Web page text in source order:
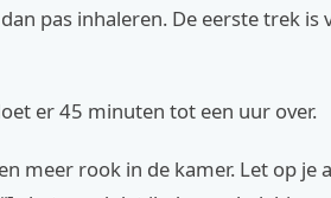
pas inhaleren. De eerste trek is
er 45 minuten tot een uur over.
meer rook in de kamer. Let op je